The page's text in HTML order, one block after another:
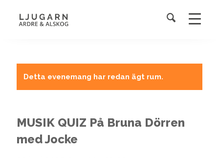
Detta evenemang har redan ägt rum.
MUSIK QUIZ På Bruna Dörren
med Jocke